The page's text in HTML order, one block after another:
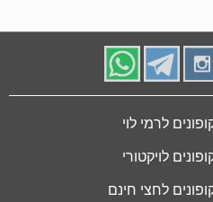
לרמי לוי
לויקטורי
לחצי חינם